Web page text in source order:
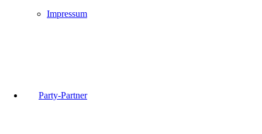
Impressum
Party-Partner